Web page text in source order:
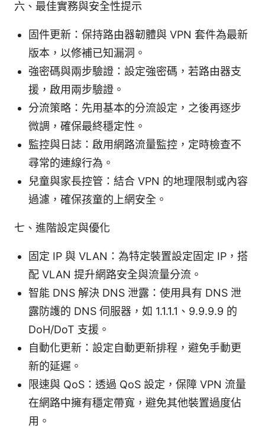
六、最佳實務與安全性提示
固件更新：保持路由器韌體與 VPN 套件為最新
版本，以修補已知漏洞。
強密碼與兩步驗證：設定強密碼，若路由器支
援，啟用兩步驗證。
分流策略：先用基本的分流設定，之後再逐步
微調，確保最終穩定性。
監控與日誌：啟用網路流量監控，定時檢查不
尋常的連線行為。
兒童與家長控管：結合 VPN 的地理限制或內容
過濾，確保孩童的上網安全。
七、進階設定與優化
固定 IP 與 VLAN：為特定裝置設定固定 IP，搭
配 VLAN 提升網路安全與流量分流。
智能 DNS 解決 DNS 泄露：使用具有 DNS 泄
露防護的 DNS 伺服器，如 1.1.1.1、9.9.9.9 的
DoH/DoT 支援。
自動化更新：設定自動更新排程，避免手動更
新的延遲。
限速與 QoS：透過 QoS 設定，保障 VPN 流量
在網路中擁有穩定帶寬，避免其他裝置過度佔
用。